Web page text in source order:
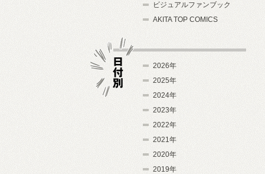
ビジュアルファンブック
AKITA TOP COMICS
2026年
2025年
2024年
2023年
2022年
2021年
2020年
2019年